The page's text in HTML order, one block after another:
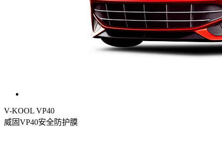
V-KOOL VP40
威固VP40安全防护膜